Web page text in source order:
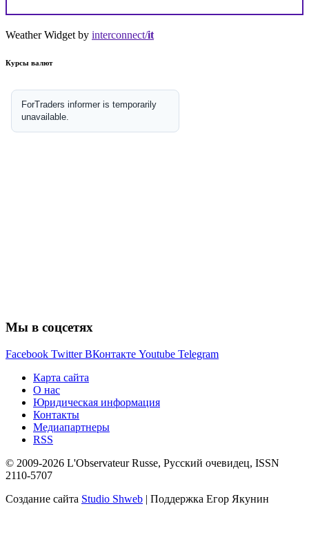
Weather Widget by interconnect/it
Курсы валют
Мы в соцсетях
Facebook Twitter ВКонтакте Youtube Telegram
Карта сайта
О нас
Юридическая информация
Контакты
Медиапартнеры
RSS
© 2009-2026 L'Observateur Russe, Русский очевидец, ISSN
2110-5707
Создание сайта Studio Shweb | Поддержка Егор Якунин